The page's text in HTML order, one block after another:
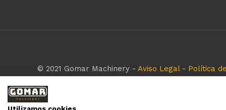
© 2021 Gomar Machinery -Aviso Legal- Política
empresa respeta todos los derechos de marca